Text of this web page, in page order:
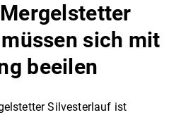
sich mit
beeilen
Silvesterlauf ist